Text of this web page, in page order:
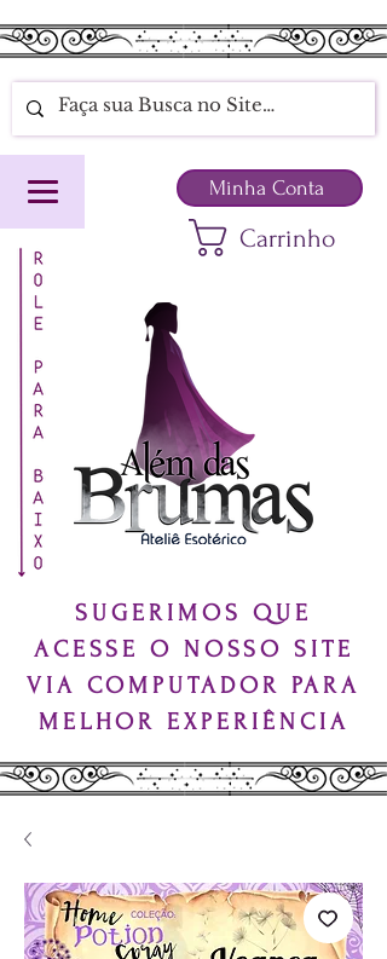
SUGERIMOS QUE
ACESSE O NOSSO SITE
VIA COMPUTADOR PARA
MELHOR EXPERIÊNCIA
Carrinho
Minha Conta